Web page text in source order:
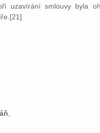
uzavírání smlouvy byla